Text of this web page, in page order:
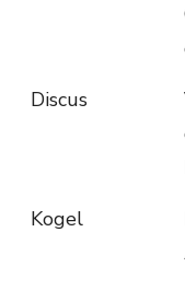
Discus
Kogel